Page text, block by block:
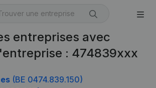
entreprises avec
: 474839xxx
(BE 0474.839.150)